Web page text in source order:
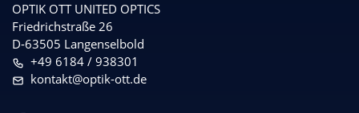
OPTIK OTT UNITED OPTICS
Friedrichstraße 26
D-63505 Langenselbold
+49 6184 / 938301
kontakt@optik-ott.de